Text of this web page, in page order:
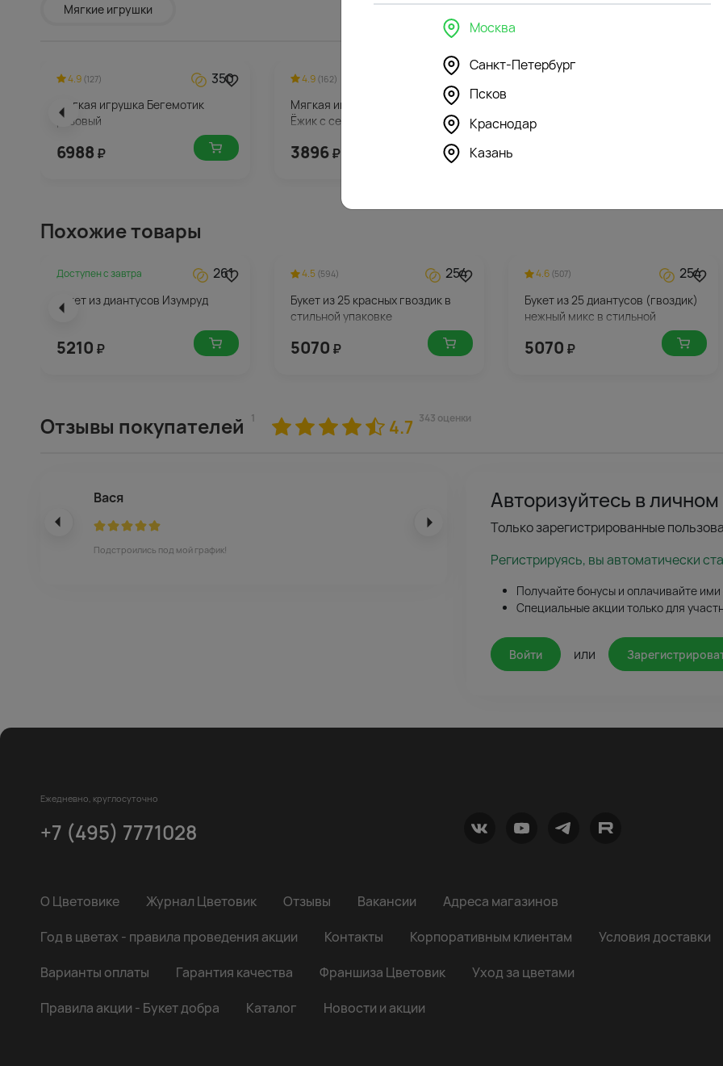
Мягкие игрушки
4.9 (127) 350
Мягкая игрушка Бегемотик
розовый
6988 ₽
4.9 (162) 195
Мягкая игрушка Романтичный
Ёжик с сердечком
3896₽
бантом
Похожие товары
Доступен сзавтра 261
Букет из диантусов Изумруд
5210 ₽
4.5 (594) 254
Букет из 25 красных гвоздик в
стильной упаковке
5070 ₽
4.6 (507) 254
Букет из 25 диантусов (гвоздик)
нежный микс в стильной
5070 ₽
Отзывы покупателей 1 4.7 343 оценки
Вася
Подстроились под мой график!
Авторизуйтесь в
Только зарегистрированные
Регистрируясь, вы автоматически
Получайте бонусы и оплачивайте ими
Специальные акции только для
Войти или
Ежедневно, круглосуточно
+7 (495) 7771028
О Цветовике Журнал Цветовик Отзывы Вакансии
Адреса магазинов
Год в цветах - правила проведения акции
Контакты Корпоративным клиентам
Условия доставки
Варианты оплаты
Гарантия качества Франшиза Цветовик
Уход за цветами
Правила акции - Букет добра
Каталог Новости и акции
Москва
Санкт-Петербург
Псков
Краснодар
Казань